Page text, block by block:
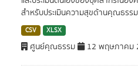
สำหรับประเมินความสุขด้านคุณธรร
CSV XLSX
ศูนย์คุณธรรม 12 พฤษภาคม